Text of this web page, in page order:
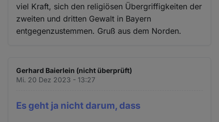
viel Kraft, sich den religiösen Übergriffigkeiten der
zweiten und dritten Gewalt in Bayern
entgegenzustemmen. Gruß aus dem Norden.
Gerhard Baierlein (nicht überprüft)
Mi. 20 Dez 2023 - 13:27
Es geht ja nicht darum, dass